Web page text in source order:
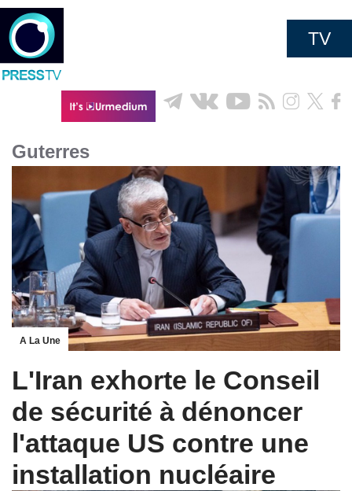
TV
Guterres
A La Une
L'Iran exhorte le Conseil
de sécurité à dénoncer
l'attaque US contre une
installation nucléaire